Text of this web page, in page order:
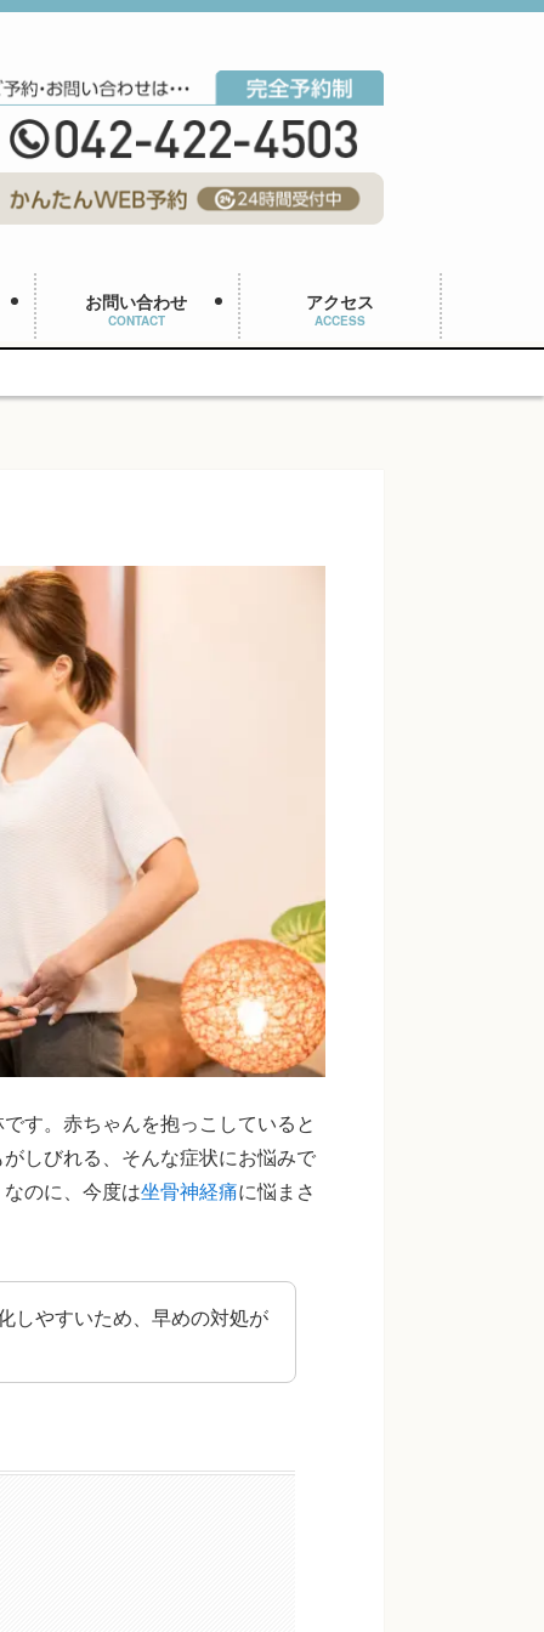
お問い合わせ
CONTACT
アクセス
ACCESS
す。赤ちゃんを抱っこしていると
しびれる、そんな症状にお悩みで
のに、今度は坐骨神経痛に悩まさ
しやすいため、早めの対処が